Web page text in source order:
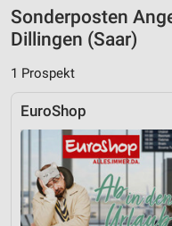
Sonderposten
Dillingen (Saar)
1 Prospekt
EuroShop
Werbung